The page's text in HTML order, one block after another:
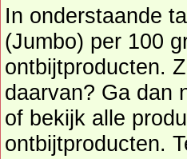
In onderstaande
(Jumbo) per 100
ontbijtproducten. Zoekt u een ander product en de calorieën
daarvan? Ga dan
of bekijk alle
ontbijtproducten. Tevens vindt u ook de uitgebreide calorie